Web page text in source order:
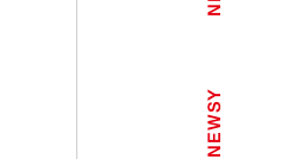
NEWSY